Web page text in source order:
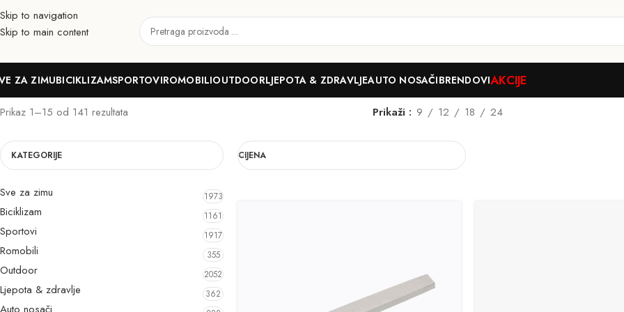
Skip to navigation
Skip to main content
ZA ZIMUBICIKLIZAMSPORTOVIROMOBILIOUTDOORLJEPOTA & ZDRAVLJEAUTO NOSAČIBRENDOVIAKCIJE
Alat
Prikaz 1–15 od 141 rezultata Prikaži 9 12 18 24
KATEGORIJE
Sve za zimu 1973
Biciklizam 1161
Sportovi 1917
Romobili 355
Outdoor 2052
Ljepota & zdravlje 362
CIJENA